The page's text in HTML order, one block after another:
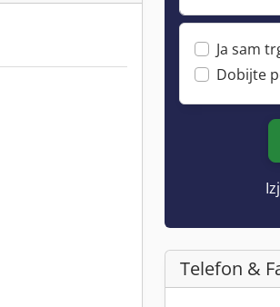
Ja sam
Dobijte
Telefon &